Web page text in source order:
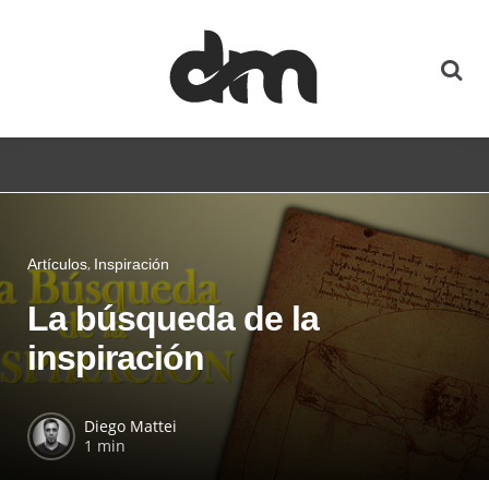
Artículos Inspiración
La búsqueda de la
inspiración
Diego Mattei
1 min